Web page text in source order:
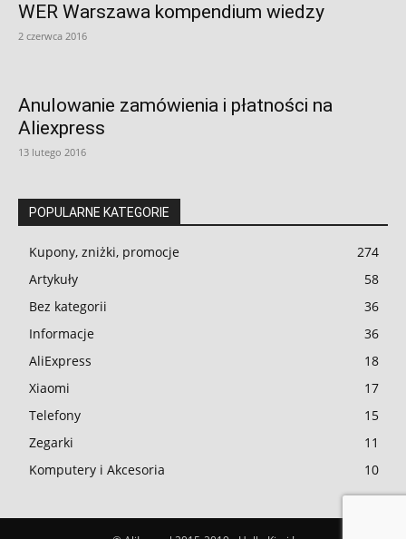
WER Warszawa kompendium wiedzy
2 czerwca 2016
Anulowanie zamówienia i płatności na
Aliexpress
13 lutego 2016
POPULARNE KATEGORIE
Kupony, zniżki, promocje
274
Artykuły
58
Bez kategorii
36
Informacje
36
AliExpress
18
Xiaomi
17
Telefony
15
Zegarki
11
Komputery i Akcesoria
10